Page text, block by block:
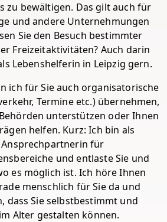
zu bewältigen. Das gilt auch für
und andere Unternehmungen
Sie den Besuch bestimmter
Freizeitaktivitäten? Auch darin
Lebenshelferin in Leipzig gern.
ich für Sie auch organisatorische
Termine etc.) übernehmen,
unterstützen oder Ihnen
helfen. Kurz: Ich bin als
für
und entlaste Sie und
es möglich ist. Ich höre Ihnen
menschlich für Sie da und
dass Sie selbstbestimmt und
Alter gestalten können.